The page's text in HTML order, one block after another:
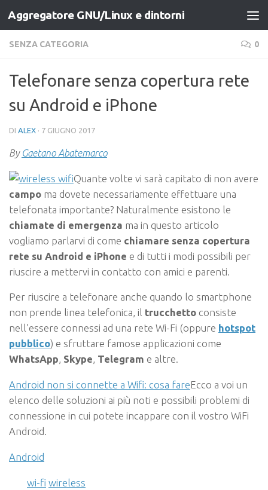
Salta al contenuto
Aggregatore GNU/Linux e dintorni
SENZA CATEGORIA 0
Telefonare senza copertura rete
su Android e iPhone
DI ALEX · 7 GIUGNO 2017
By Gaetano Abatemarco
Quante volte vi sarà capitato di non avere
campo ma dovete necessariamente effettuare una
telefonata importante? Naturalmente esistono le
chiamate di emergenza ma in questo articolo
vogliamo parlarvi di come chiamare senza copertura
rete su Android e iPhone e di tutti i modi possibili per
riuscire a mettervi in contatto con amici e parenti.
Per riuscire a telefonare anche quando lo smartphone
non prende linea telefonica, il trucchetto consiste
nell’essere connessi ad una rete Wi-Fi (oppure hotspot
pubblico) e sfruttare famose applicazioni come
WhatsApp, Skype, Telegram e altre.
Android non si connette a Wifi: cosa fareEcco a voi un
elenco delle soluzioni ai più noti e possibili problemi di
connessione in cui potete incappare con il vostro WiFi
Android.
Android
wi-fi wireless